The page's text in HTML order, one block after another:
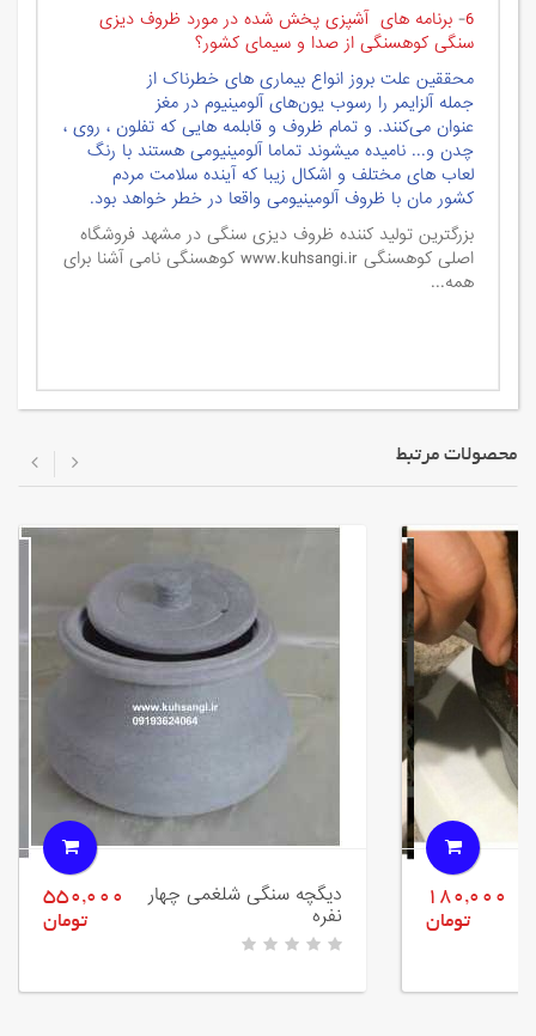
6
- برنامه های آشپزی پخش شده در مورد ظروف دیزی
سنگی کوهسنگی از صدا و سیمای کشور؟
محققین علت‌ بروز انواع بیماری های خطرناک از
جمله آلزایمر را رسوب یون‌های آلومینیوم در مغز
عنوان می‌کنند. و تمام ظروف و قابلمه هایی که تفلون ، روی ،
چدن و... نامیده میشوند تماما آلومینیومی هستند با رنگ
لعاب های مختلف و اشکال زیبا که آینده سلامت مردم
کشور مان با ظروف آلومینیومی واقعا در خطر خواهد بود.
بزرگترین تولید کننده ظروف دیزی سنگی در مشهد فروشگاه
اصلی کوهسنگی www.kuhsangi.ir
کوهسنگی نامی آشنا برای
همه...
محصولات مرتبط
دیگچه سنگی شلغمی چهار
نفره
550,000
تومان
180,000
تومان